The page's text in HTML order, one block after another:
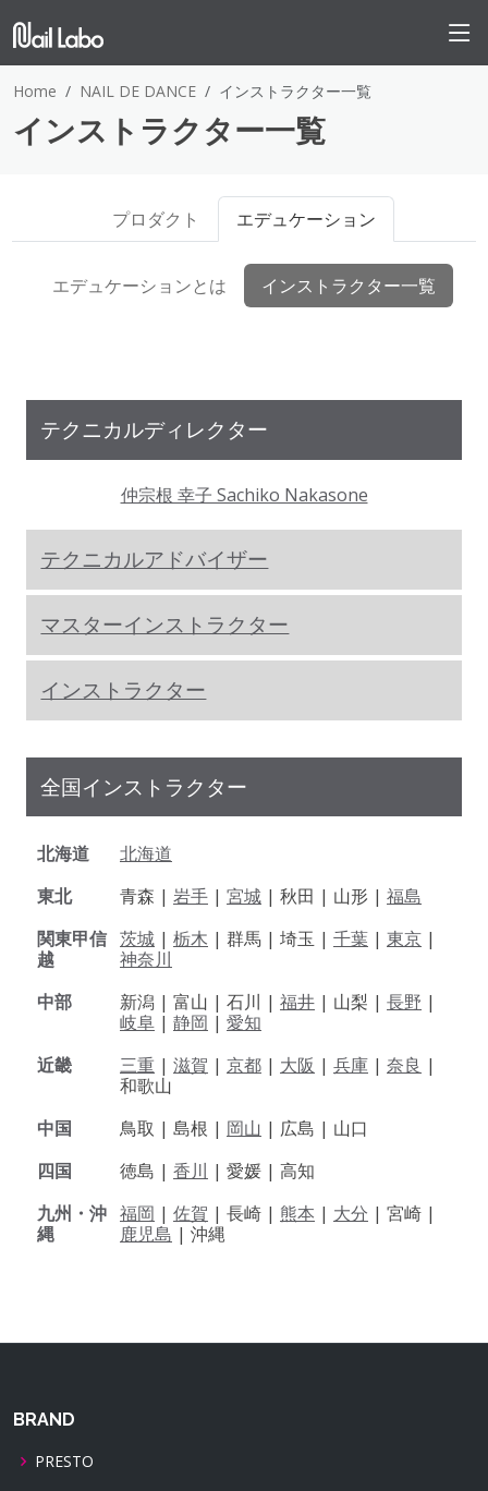
Home NAIL DE DANCE インストラクター一覧
インストラクター一覧
プロダクト エデュケーション
エデュケーションとは インストラクター一覧
テクニカルディレクター
仲宗根 幸子 Sachiko Nakasone
テクニカルアドバイザー
マスターインストラクター
インストラクター
全国インストラクター
北海道
北海道
東北
青森 | 岩手 | 宮城 | 秋田 | 山形 | 福島
関東甲信
越
茨城 | 栃木 | 群馬 | 埼玉 | 千葉 | 東京 |
神奈川
中部
新潟 | 富山 | 石川 | 福井 | 山梨 | 長野 |
岐阜 | 静岡 | 愛知
近畿
三重 | 滋賀 | 京都 | 大阪 | 兵庫 | 奈良 |
和歌山
中国
鳥取 | 島根 | 岡山 | 広島 | 山口
四国
徳島 | 香川 | 愛媛 | 高知
九州・沖
縄
福岡 | 佐賀 | 長崎 | 熊本 | 大分 | 宮崎 |
鹿児島 | 沖縄
BRAND
PRESTO